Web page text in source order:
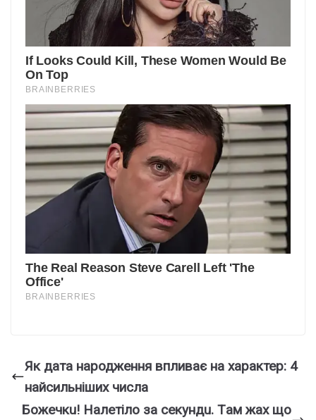
Як дата народження впливає на характер: 4
найсильніших числа
Бoжeчкu! Haлeтiлo зa ceкyндu. Тaм жax щo